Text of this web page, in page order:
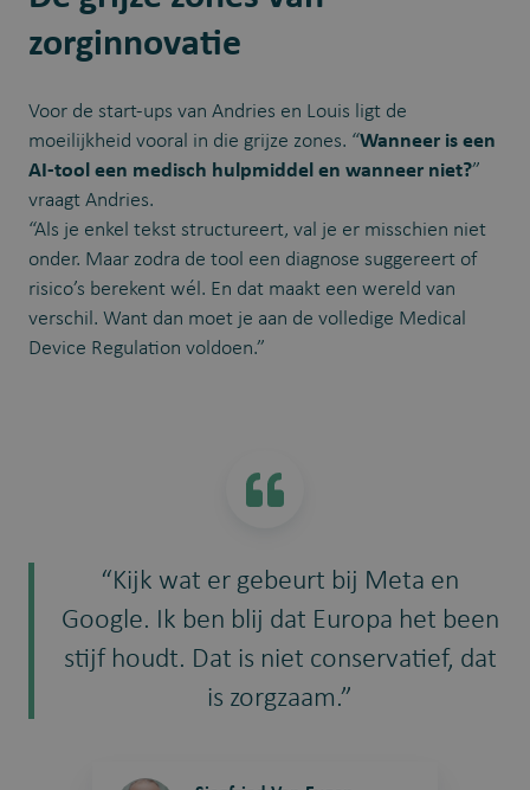
zorginnovatie
Voor de start-ups van Andries en Louis ligt de
moeilijkheid vooral in die grijze zones. “Wanneer is een
AI-tool een medisch hulpmiddel en wanneer niet?”
vraagt Andries.
“Als je enkel tekst structureert, val je er misschien niet
onder. Maar zodra de tool een diagnose suggereert of
risico’s berekent wél. En dat maakt een wereld van
verschil. Want dan moet je aan de volledige Medical
Device Regulation voldoen.”
“Kijk wat er gebeurt bij Meta en
Google. Ik ben blij dat Europa het been
stijf houdt. Dat is niet conservatief, dat
is zorgzaam.”